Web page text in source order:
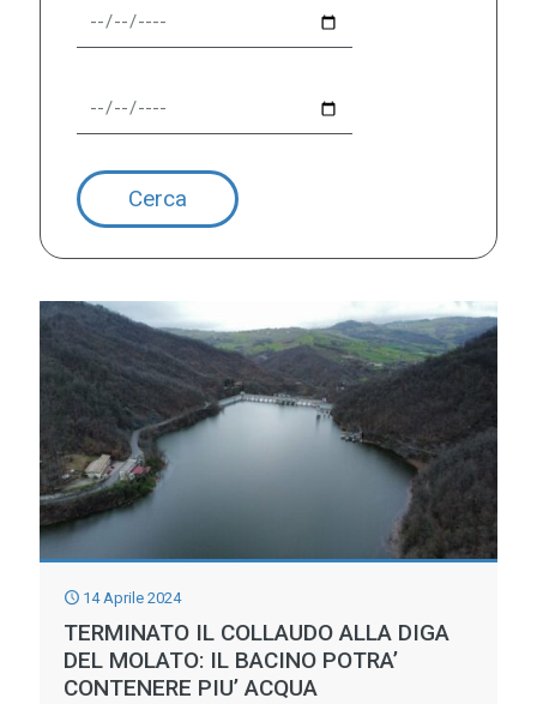
14 Aprile 2024
TERMINATO IL COLLAUDO ALLA DIGA
DEL MOLATO: IL BACINO POTRA’
CONTENERE PIU’ ACQUA